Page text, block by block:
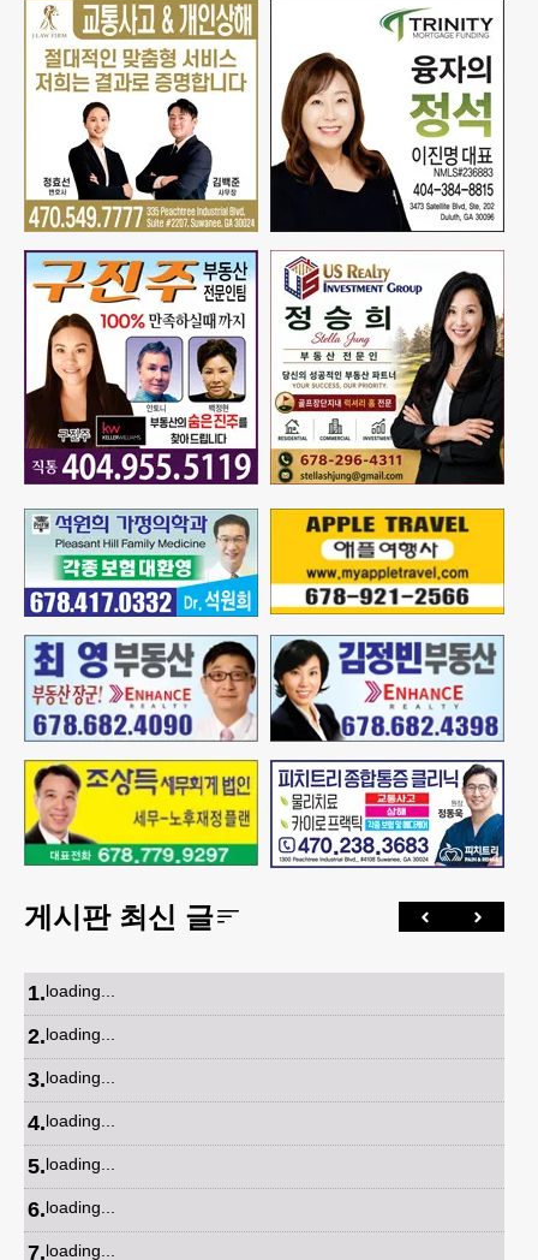
게시판 최신 글
1.loading...
2.loading...
3.loading...
4.loading...
5.loading...
6.loading...
7.loading...